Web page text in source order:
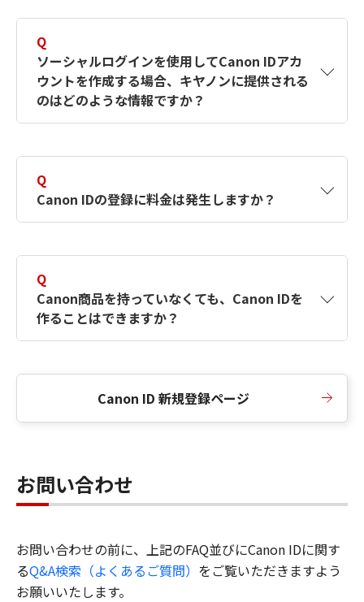
す。詳しい作成方法は【カメラ】Canon IDとは
何ですか？Canon IDの作成方法は？をご確認く
ださい。
Q
ソーシャルログインを使用してCanon IDアカ
ウントを作成する場合、キヤノンに提供される
のはどのような情報ですか？
択したサービスから取得します。アカウントを
簡単に作成できるように、この情報を使用して
Canon IDの登録フォームを入力します。
Q
Canon IDの登録に料金は発生しますか？
Q
Canon商品を持っていなくても、Canon IDを
作ることはできますか？
Canon ID 新規登録ページ
お問い合わせ
お問い合わせの前に、上記のFAQ並びにCanon IDに関す
るQ&A検索（よくあるご質問） をご覧いただきますよう
お願いいたします。